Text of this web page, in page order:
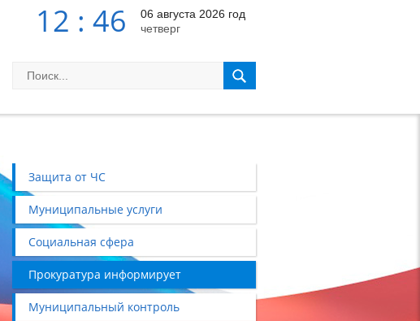
12 : 46
06 августа 2026 год
четверг
Защита от ЧС
Муниципальные услуги
Социальная сфера
Прокуратура информирует
Муниципальный контроль